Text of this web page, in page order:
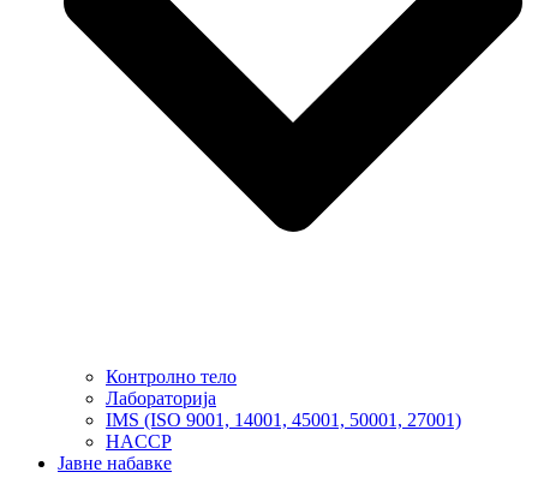
Контролно тело
Лабораторија
IMS (ISO 9001, 14001, 45001, 50001, 27001)
HACCP
Јавне набавке